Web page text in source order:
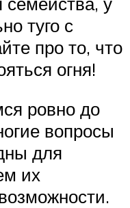
туго с
про то, что
огня!
ровно до
вопросы
для
их